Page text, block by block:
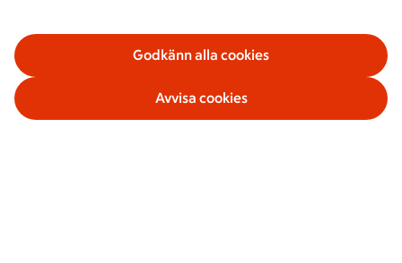
Godkänn alla cookies
Avvisa cookies